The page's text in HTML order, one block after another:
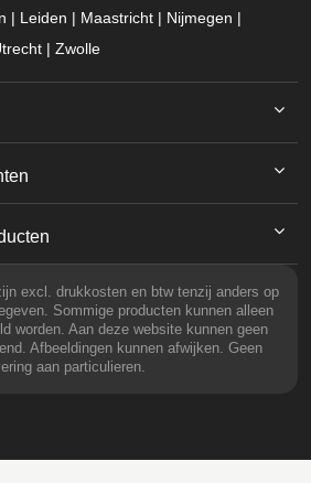
| Leiden | Maastricht | Nijmegen |
| Zwolle
excl. drukkosten en btw tenzij anders op
Sommige producten kunnen alleen
worden. Aan deze website kunnen geen
Afbeeldingen kunnen afwijken. Geen
aan particulieren.